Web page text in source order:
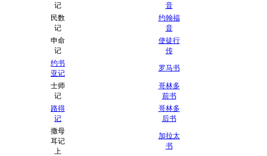
记
音
民数
记
约翰福
音
申命
记
使徒行
传
约书
亚记
罗马书
士师
记
哥林多
前书
路得
记
哥林多
后书
撒母
耳记
上
加拉太
书